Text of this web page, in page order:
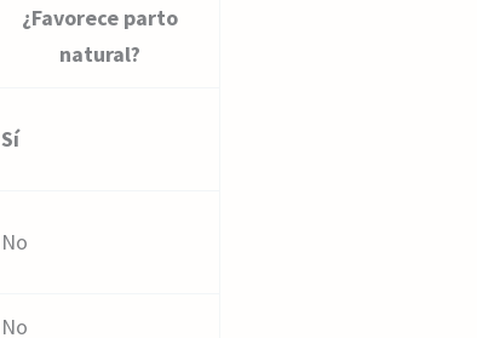
¿Favorece parto
natural?
Sí
No
No